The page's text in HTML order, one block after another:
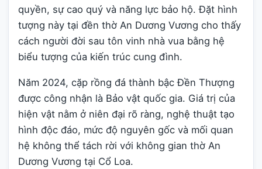
quyền, sự cao quý và năng lực bảo hộ. Đặt hình
tượng này tại đền thờ An Dương Vương cho thấy
cách người đời sau tôn vinh nhà vua bằng hệ
biểu tượng của kiến trúc cung đình.
Năm 2024, cặp rồng đá thành bậc Đền Thượng
được công nhận là Bảo vật quốc gia. Giá trị của
hiện vật nằm ở niên đại rõ ràng, nghệ thuật tạo
hình độc đáo, mức độ nguyên gốc và mối quan
hệ không thể tách rời với không gian thờ An
Dương Vương tại Cổ Loa.